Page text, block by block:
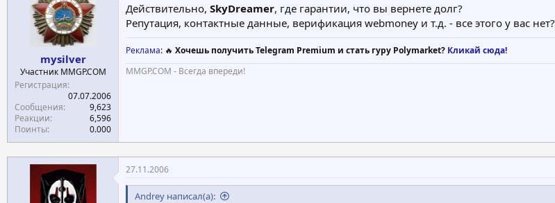
mysilver
Участник MMGP.COM
Регистрация
07.07.2006
Сообщения
9,623
Реакции
6,596
Поинты
0.000
Действительно, SkyDreamer, где гарантии, что вы вернете долг?
Репутация, контактные данные, верификация webmoney и т.д. - все этого у вас нет?
Реклама: 🔥 Хочешь получить Telegram Premium и стать гуру Polymarket? Кликай сюда!
MMGP.COM - Всегда впереди!
27.11.2006
Andrey написал(а):